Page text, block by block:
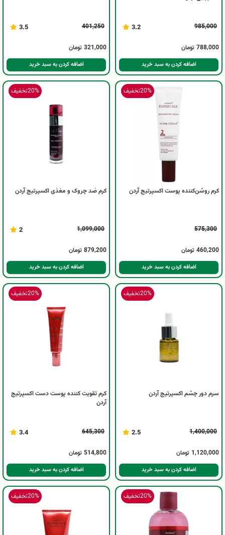
985,000
3.2
788,000 تومان
اضافه کردن به سبد خرید
401,250
3.5
321,000 تومان
اضافه کردن به سبد خرید
20%تخفیف
کرم روشن‌کننده پوست اکسپرتیج آردن
575,300
460,200 تومان
اضافه کردن به سبد خرید
20%تخفیف
کرم ضد چروک و مغذی اکسپرتیج آردن
1,099,000
2
879,200 تومان
اضافه کردن به سبد خرید
20%تخفیف
سرم دور چشم اکسپرتیج آردن
1,400,000
2.5
1,120,000 تومان
اضافه کردن به سبد خرید
20%تخفیف
کرم تقویت کننده پوست دست اکسپرتیج
آردن
645,300
3.4
514,800 تومان
اضافه کردن به سبد خرید
20%تخفیف 20%تخفیف